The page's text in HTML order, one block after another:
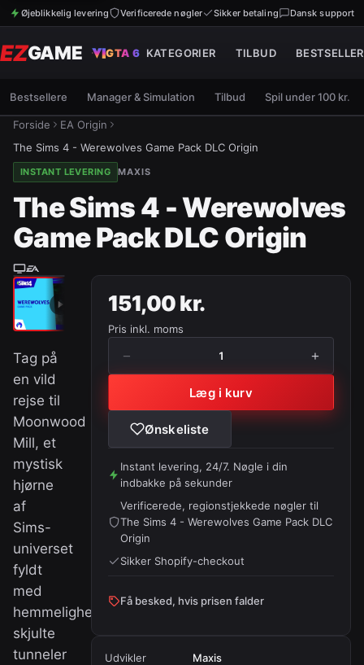
Øjeblikkelig levering Verificerede nøgler Sikker betaling Dansk support
EZGAME GTA 6 KATEGORIER TILBUD
Bestsellere Manager & Simulation Tilbud Spil under 100 kr.
Forside
EA Origin
The Sims 4 - Werewolves Game Pack DLC Origin
INSTANT LEVERING MAXIS
The Sims 4 - Werewolves
Game Pack DLC Origin
Tag på
en vild
rejse til
Moonwood
Mill, et
mystisk
hjørne
af
Sims-
universet
fyldt
med
hemmeligheder,
skjulte
tunneler
151,00 kr.
Pris inkl. moms
− 1 +
Læg i kurv
Ønskeliste
Instant levering, 24/7. Nøgle i din
indbakke på sekunder
Verificerede, regionstjekkede nøgler til
The Sims 4 - Werewolves Game Pack DLC
Origin
Sikker Shopify-checkout
Få besked, hvis prisen falder
Udvikler
Maxis